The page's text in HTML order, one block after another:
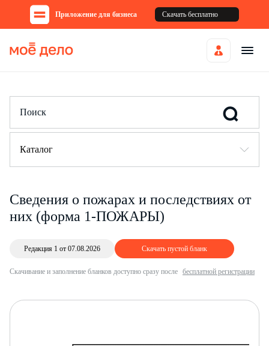
Приложение для бизнеса Скачать бесплатно
Каталог
Сведения о пожарах и последствиях от
них (форма 1-ПОЖАРЫ)
Редакция 1 от 07.08.2026 Скачать пустой бланк
Скачивание и заполнение бланков доступно сразу после бесплатной регистрации